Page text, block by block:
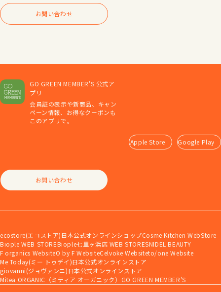
お問い合わせ
GO GREEN MEMBER'S 公式ア
プリ
会員証の表示や新商品、キャン
ペーン情報、お得なクーポンも
このアプリで。
Apple Store Google Play
お問い合わせ
ecostore(エコストア)日本公式オンラインショップCosme Kitchen WebStore
Biople WEB STOREBiople七里ヶ浜店 WEB STORESNIDEL BEAUTY
F organics WebsiteO by F WebsiteCelvoke Websiteto/one Website
Me Today(ミー トゥデイ)日本公式オンラインストア
giovanni(ジョヴァンニ)日本公式オンラインストア
Mitea ORGANIC（ミティア オーガニック） GO GREEN MEMBER'S